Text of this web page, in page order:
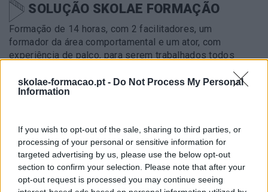
skolae-formacao.pt - Do Not Process My Personal
Information
If you wish to opt-out of the sale, sharing to third parties, or
processing of your personal or sensitive information for
targeted advertising by us, please use the below opt-out
section to confirm your selection. Please note that after your
opt-out request is processed you may continue seeing
SOLUÇÃO SKOLAE FORMAÇÃO
Formação de 14 horas, com 2 facilitadores, um
formador da área comportamental e um ator, com
experiência de palco, para serem trabalhados todos
Realização de simulações erole plays, para
trabalhar todas as técnicas, com filmagens e
debriefing em sala de todas as apresentações
feitas individualmente.